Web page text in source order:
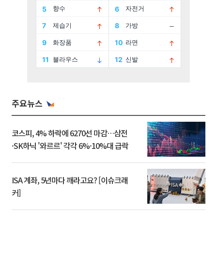
주요뉴스
코스피, 4% 하락에 6270선 마감…삼전
·SK하닉 '와르르' 각각 6%·10%대 급락
ISA 계좌, 5년마다 깨라고요? [이슈크래
커]